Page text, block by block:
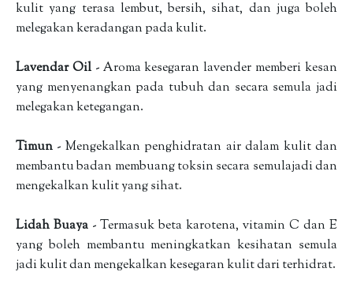
kulit yang terasa lembut, bersih, sihat, dan juga boleh
melegakan keradangan pada kulit.
Lavendar Oil- Aroma kesegaran lavender memberi kesan
yang menyenangkan pada tubuh dan secara semula jadi
melegakan ketegangan.
Timun - Mengekalkan penghidratan air dalam kulit dan
membantu badan membuang toksin secara semulajadi dan
mengekalkan kulit yang sihat.
Lidah Buaya - Termasuk beta karotena, vitamin C dan E
yang boleh membantu meningkatkan kesihatan semula
jadi kulit dan mengekalkan kesegaran kulit dari terhidrat.